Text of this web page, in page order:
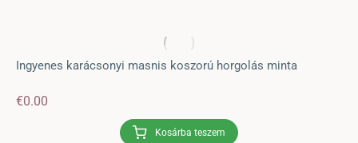
Ingyenes karácsonyi masnis koszorú horgolás minta
€0.00
Kosárba teszem